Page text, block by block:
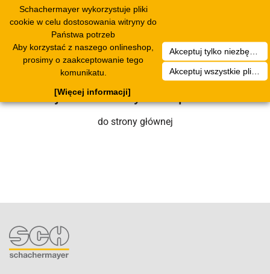
Schachermayer wykorzystuje pliki
cookie w celu dostosowania witryny do
Państwa potrzeb
Aby korzystać z naszego onlineshop,
prosimy o zaakceptowanie tego
komunikatu.
Akceptuj tylko niezbędne pliki cookies
Akceptuj wszystkie pliki cookies
[Więcej informacji]
Niestety wystąpił błąd techniczny. Nasz
zespół serwisowy wkrótce się nim
zajmie. Prosimy o cierpliwość.
do strony głównej